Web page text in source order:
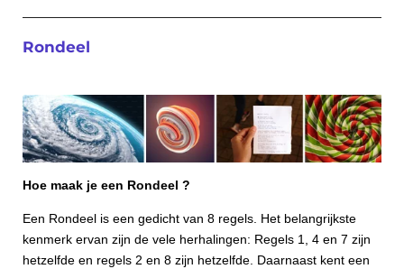
Rondeel
Hoe maak je een Rondeel ?
Een Rondeel is een gedicht van 8 regels. Het belangrijkste
kenmerk ervan zijn de vele herhalingen: Regels 1, 4 en 7 zijn
hetzelfde en regels 2 en 8 zijn hetzelfde. Daarnaast kent een